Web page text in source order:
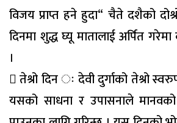
विजय प्राप्त हने हुदा“ चैते दशैको
दिनमा शुद्ध घ्यू मातालाई अर्पित
।
 तेश्रो दिन ः देवी दुर्गाको तेश्रो
यसको साधना र उपासनाले